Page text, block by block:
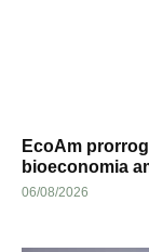
EcoAm
bioeconomia
06/08/2026